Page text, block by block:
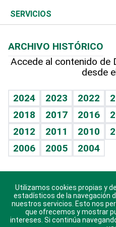
Resto del mundo
Economía personal
Podcast Arte Libre
Hablando con el pediatra
Vida y familia
Eñe
Celebrando la vida
Sin complejos
En pocas palabras
Escuchando al corazón
Economía Personal
Más deportes
Línea de hit
TBT Deportivo
Columnistas
Más firmas
Cambio climático
Opinión
Hecho en casa
Guía del dinero
SERVICIOS
Cumpleaños
Horóscopos
Crucigramas
ARCHIVO HISTÓRICO
Accede al contenido de
desde
2024 2023 2022
2018
2017 2016
2012
2011 2010
2006
2005 2004
Descarga nuestras
sistema
Utilizamos cookies propias y
estadísticos de la navegación
nuestros servicios. Esto nos
que ofrecemos y mostrar
intereses. Si continúa